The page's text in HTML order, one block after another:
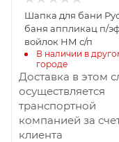
мануфактура
ООО
Шапка для бани
баня аппликац п/
войлок НМ с/п
В наличии в
городе
Доставка в этом
осуществляется
транспортной
компанией за
клиента